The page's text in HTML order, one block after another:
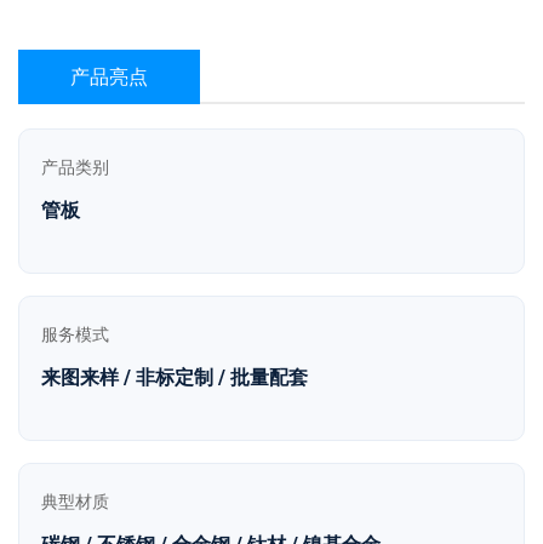
产品亮点
产品类别
管板
服务模式
来图来样 / 非标定制 / 批量配套
典型材质